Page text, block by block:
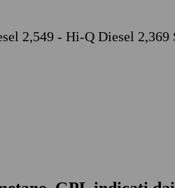
2,549 - Hi-Q Diesel 2,369